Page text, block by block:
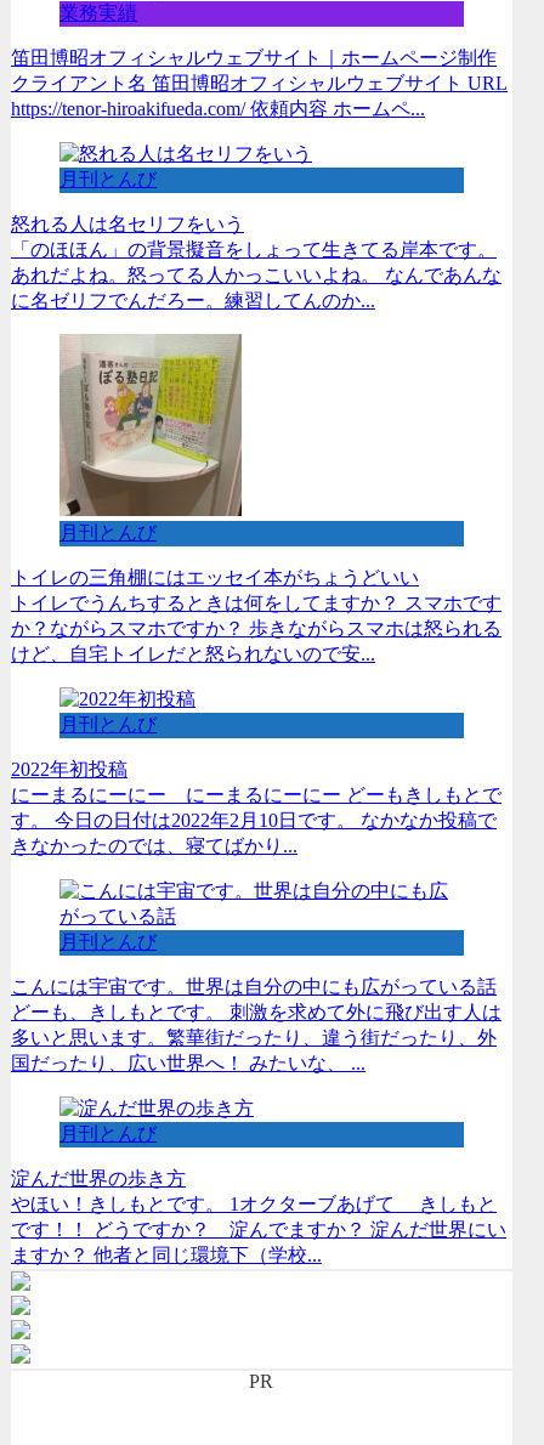
業務実績
笛田博昭オフィシャルウェブサイト｜ホームページ制作
クライアント名 笛田博昭オフィシャルウェブサイト URL
https://tenor-hiroakifueda.com/ 依頼内容 ホームペ...
月刊とんび
怒れる人は名セリフをいう
「のほほん」の背景擬音をしょって生きてる岸本です。
あれだよね。怒ってる人かっこいいよね。 なんであんな
に名ゼリフでんだろー。練習してんのか...
月刊とんび
トイレの三角棚にはエッセイ本がちょうどいい
トイレでうんちするときは何をしてますか？ スマホです
か？ながらスマホですか？ 歩きながらスマホは怒られる
けど、自宅トイレだと怒られないので安...
月刊とんび
2022年初投稿
にーまるにーにー にーまるにーにー どーもきしもとで
す。 今日の日付は2022年2月10日です。 なかなか投稿で
きなかったのでは、寝てばかり...
月刊とんび
こんには宇宙です。世界は自分の中にも広がっている話
どーも、きしもとです。 刺激を求めて外に飛び出す人は
多いと思います。繁華街だったり、違う街だったり、外
国だったり、広い世界へ！ みたいな、 ...
月刊とんび
淀んだ世界の歩き方
やほい！きしもとです。 1オクターブあげて きしもと
です！！ どうですか？ 淀んでますか？ 淀んだ世界にい
ますか？ 他者と同じ環境下（学校...
PR